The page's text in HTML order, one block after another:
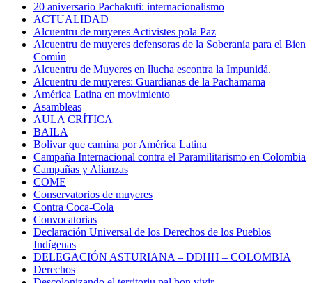
20 aniversario Pachakuti: internacionalismo
ACTUALIDAD
Alcuentru de muyeres Activistes pola Paz
Alcuentru de muyeres defensoras de la Soberanía para el Bien
Común
Alcuentru de Muyeres en llucha escontra la Impunidá.
Alcuentru de muyeres: Guardianas de la Pachamama
América Latina en movimiento
Asambleas
AULA CRÍTICA
BAILA
Bolivar que camina por América Latina
Campaña Internacional contra el Paramilitarismo en Colombia
Campañas y Alianzas
COME
Conservatorios de muyeres
Contra Coca-Cola
Convocatorias
Declaración Universal de los Derechos de los Pueblos
Indígenas
DELEGACIÓN ASTURIANA – DDHH – COLOMBIA
Derechos